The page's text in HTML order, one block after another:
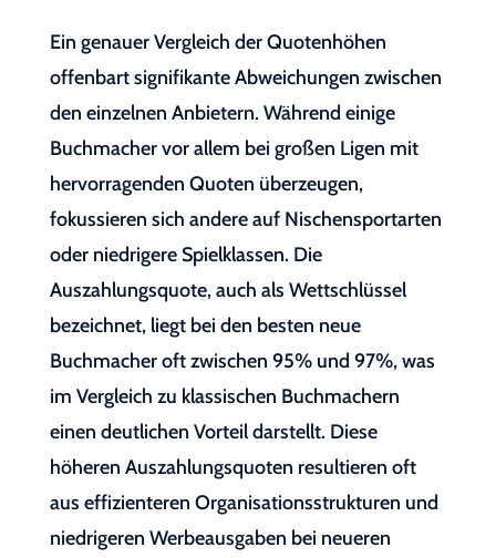
Ein genauer Vergleich der Quotenhöhen
offenbart signifikante Abweichungen zwischen
den einzelnen Anbietern. Während einige
Buchmacher vor allem bei großen Ligen mit
hervorragenden Quoten überzeugen,
fokussieren sich andere auf Nischensportarten
oder niedrigere Spielklassen. Die
Auszahlungsquote, auch als Wettschlüssel
bezeichnet, liegt bei den besten neue
Buchmacher oft zwischen 95% und 97%, was
im Vergleich zu klassischen Buchmachern
einen deutlichen Vorteil darstellt. Diese
höheren Auszahlungsquoten resultieren oft
aus effizienteren Organisationsstrukturen und
niedrigeren Werbeausgaben bei neueren